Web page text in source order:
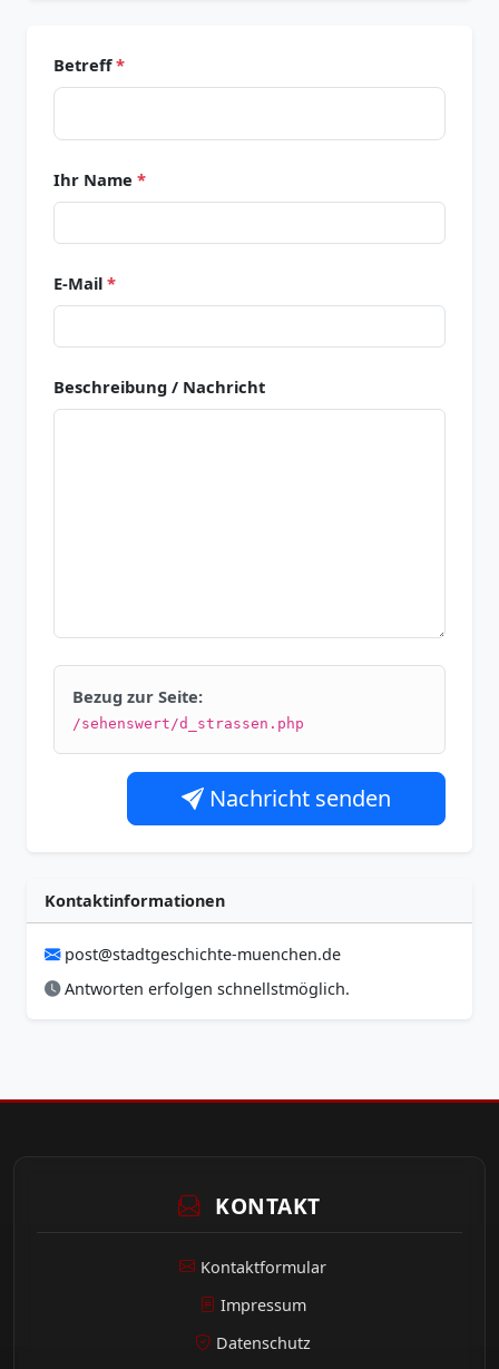
Betreff*
Ihr Name *
E-Mail *
Beschreibung / Nachricht
Bezug zur Seite:
/sehenswert/d_strassen.php
Nachricht senden
Kontaktinformationen
post@stadtgeschichte-muenchen.de
Antworten erfolgen schnellstmöglich.
KONTAKT
Kontaktformular
Impressum
Datenschutz